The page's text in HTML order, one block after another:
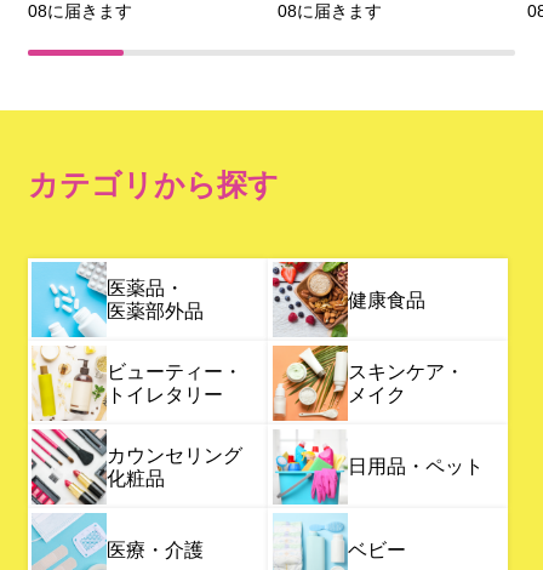
08に届きます
08に届きます
カテゴリから探す
医薬品・
医薬部外品
健康食品
ビューティー・
トイレタリー
スキンケア・
メイク
カウンセリング
化粧品
日用品・ペット
医療・介護 ベビー